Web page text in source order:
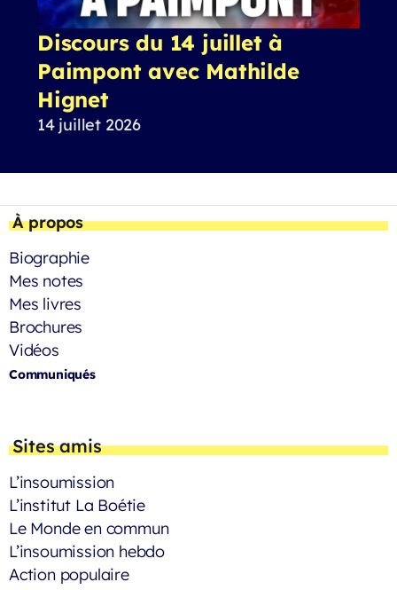
Discours du 14 juillet à
Paimpont avec Mathilde
Hignet
14 juillet 2026
À propos
Biographie
Mes notes
Mes livres
Brochures
Vidéos
Communiqués
Sites amis
L’insoumission
L’institut La Boétie
Le Monde en commun
L’insoumission hebdo
Action populaire